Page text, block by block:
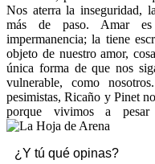
Nos aterra la inseguridad,
más de paso. Amar
impermanencia; la tiene
objeto de nuestro amor,
única forma de que nos
vulnerable, como
pesimistas, Ricaño y Pinet
porque vivimos a
¿Y tú qué opinas?